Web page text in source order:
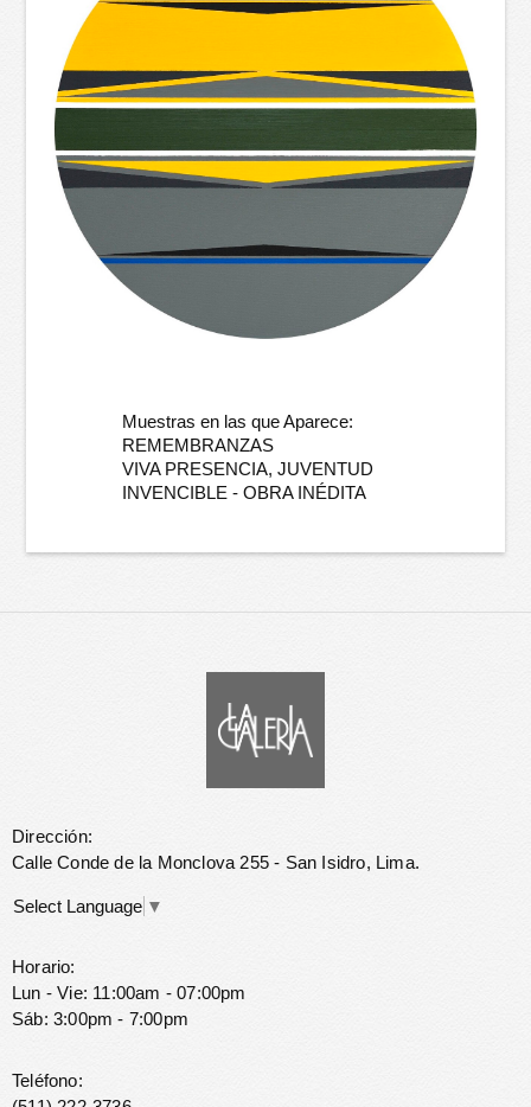
Muestras en las que Aparece:
REMEMBRANZAS
VIVA PRESENCIA, JUVENTUD
INVENCIBLE - OBRA INÉDITA
Dirección:
Calle Conde de la Monclova 255 - San Isidro, Lima.
Select Language ▼
Horario:
Lun - Vie: 11:00am - 07:00pm
Sáb: 3:00pm - 7:00pm
Teléfono: